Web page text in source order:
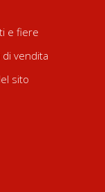
e fiere
di vendita
sito